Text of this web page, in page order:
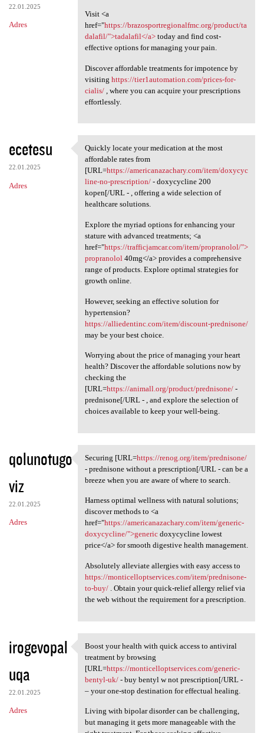
22.01.2025
Adres
Visit <a
href="https://brazosportregionalfmc.org/product/ta
dalafil/">tadalafil</a>today and find cost-
effective options for managing your pain.
Discover affordable treatments for impotence by
visiting https://tier1automation.com/prices-for-
cialis/, where you can acquire your prescriptions
effortlessly.
ecetesu
22.01.2025
Adres
Quickly locate your
Quickly locate your medication at the most
affordable rates from
[URL=https://americanazachary.com/item/doxycyc
line-no-prescription/- doxycycline 200
kopen[/URL - , offering a wide selection of
healthcare solutions.
Explore the myriad options for enhancing your
stature with advanced treatments; <a
href="https://trafficjamcar.com/item/propranolol/">
propranolol 40mg</a> provides a comprehensive
range of products. Explore optimal strategies for
growth online.
However, seeking an effective solution for
hypertension?
https://alliedentinc.com/item/discount-prednisone/
may be your best choice.
Worrying about the price of managing your heart
health? Discover the affordable solutions now by
checking the
[URL=https://animall.org/product/prednisone/-
prednisone[/URL - , and explore the selection of
choices available to keep your well-being.
qolunotugo
viz
22.01.2025
Adres
Securing [URL=https://renog
Securing [URL=https://renog.org/item/prednisone/
- prednisone without a prescription[/URL - can be a
breeze when you are aware of where to search.
Harness optimal wellness with natural solutions;
discover methods to <a
href="https://americanazachary.com/item/generic-
doxycycline/">genericdoxycycline lowest
price</a> for smooth digestive health management.
Absolutely alleviate allergies with easy access to
https://monticelloptservices.com/item/prednisone-
to-buy/. Obtain your quick-relief allergy relief via
the web without the requirement for a prescription.
irogevopal
uqa
22.01.2025
Adres
Boost your health with quick
Boost your health with quick access to antiviral
treatment by browsing
[URL=https://monticelloptservices.com/generic-
bentyl-uk/- buy bentyl w not prescription[/URL -
– your one-stop destination for effectual healing.
Living with bipolar disorder can be challenging,
but managing it gets more manageable with the